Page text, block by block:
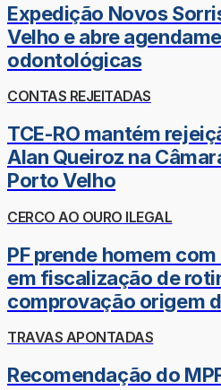
Expedição Novos
Velho e abre
odontológicas
CONTAS REJEITADAS
TCE-RO mantém
Alan Queiroz na
Porto Velho
CERCO AO OURO ILEGAL
PF prende homem
em fiscalização de
comprovação origem
TRAVAS APONTADAS
Recomendação do